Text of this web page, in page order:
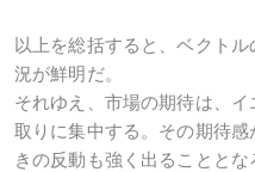
以上を総括すると、ベクト
況が鮮明だ。
それゆえ、市場の期待は、
取りに集中する。その期待
きの反動も強く出ることと